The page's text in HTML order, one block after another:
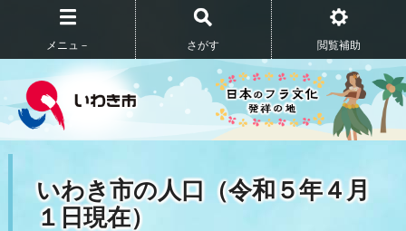
メニュ－ さがす 閲覧補助
いわき市の人口（令和５年４月
１日現在）